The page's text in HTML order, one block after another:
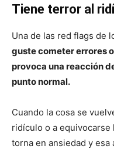
Tiene terror al
Una de las red flags de
guste cometer errores
provoca una reacción
punto normal.
Cuando la cosa se
ridículo o a
torna en ansiedad y esa